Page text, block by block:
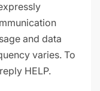
and data
varies. To
HELP.